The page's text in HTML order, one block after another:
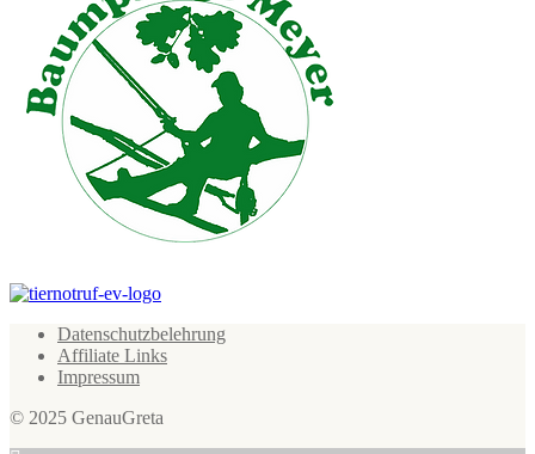
Datenschutzbelehrung
Affiliate Links
Impressum
© 2025 GenauGreta